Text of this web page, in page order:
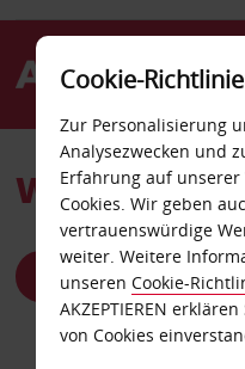
WIE
ANTWORTEN ZU DEN
Cookie-
Zur Personalisierung
Analysezwecken und
Erfahrung auf
Cookies. Wir geben
vertrauenswürdige
weiter. Weitere
unseren Cookie-
AKZEPTIEREN
von Cookies